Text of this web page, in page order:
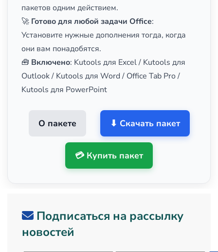
пакетов одним действием.
🚀 Готово для любой задачи Office:
Установите нужные дополнения тогда, когда
они вам понадобятся.
🧰 Включено: Kutools для Excel / Kutools для
Outlook / Kutools для Word / Office Tab Pro /
Kutools для PowerPoint
О пакете ⬇ Скачать пакет
💳 Купить пакет
Подписаться на рассылку
новостей